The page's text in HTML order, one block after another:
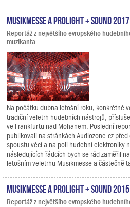
Musikmesse a Prolight + Sound 2017
Reportáž z největšího evropského
muzikanta.
Na počátku dubna letošní roku, konkrétně
tradiční veletrh hudebních nástrojů,
ve Frankfurtu nad Mohanem. Poslední
publikovali na stránkách Audiozone.cz
spoustu věcí a na poli hudební elektroniky
následujících řádcích bych se rád zaměřil
letošním veletrhu Musikmesse a částečně
Musikmesse a Prolight + Sound 2015
Reportáž z největšího evropského